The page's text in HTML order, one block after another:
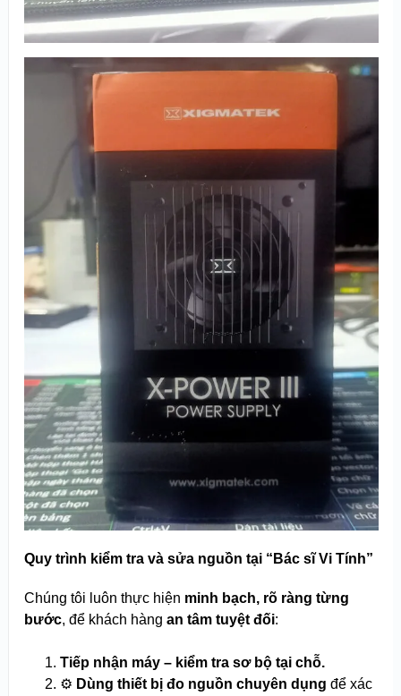
Quy trình kiểm tra và sửa nguồn tại “Bác sĩ Vi Tính”
Chúng tôi luôn thực hiện minh bạch, rõ ràng từng
bước, để khách hàng an tâm tuyệt đối:
Tiếp nhận máy – kiểm tra sơ bộ tại chỗ.
⚙️ Dùng thiết bị đo nguồn chuyên dụng để xác